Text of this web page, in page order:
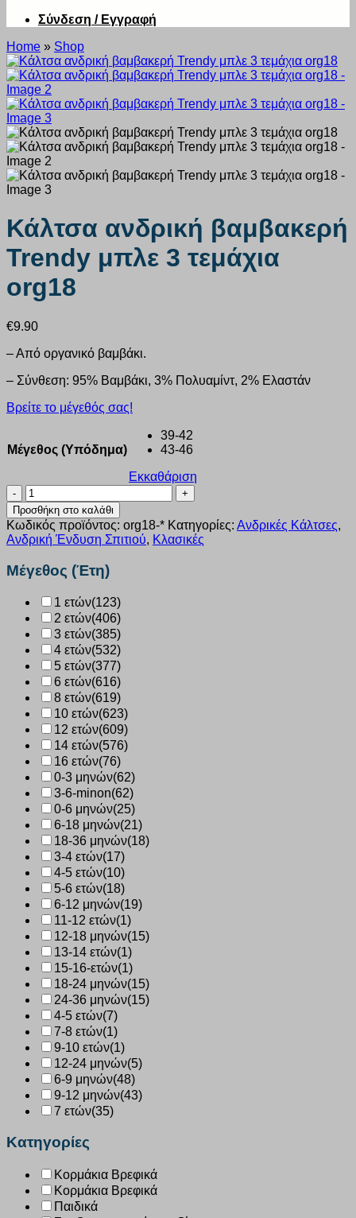
Σύνδεση / Εγγραφή
Home » Shop
Κάλτσα ανδρική βαμβακερή
Trendy μπλε 3 τεμάχια
org18
€9.90
– Από οργανικό βαμβάκι.
– Σύνθεση: 95% Βαμβάκι, 3% Πολυαμίντ, 2% Ελαστάν
Βρείτε το μέγεθός σας!
Μέγεθος (Υπόδημα)
39-42
43-46
Εκκαθάριση
Κάλτσα
ανδρική
βαμβακερή
Trendy
μπλε
τεμάχια
ποσότητα
Προσθήκη στο καλάθι
Κωδικός προϊόντος: org18-* Κατηγορίες: Ανδρικές Κάλτσες,
Ανδρική Ένδυση Σπιτιού, Κλασικές
Μέγεθος (Έτη)
1 ετών(123)
2 ετών(406)
3 ετών(385)
4 ετών(532)
5 ετών(377)
6 ετών(616)
8 ετών(619)
10 ετών(623)
12 ετών(609)
14 ετών(576)
16 ετών(76)
0-3 μηνών(62)
3-6-minon(62)
0-6 μηνών(25)
6-18 μηνών(21)
18-36 μηνών(18)
3-4 ετών(17)
4-5 ετών(10)
5-6 ετών(18)
6-12 μηνών(19)
11-12 ετών(1)
12-18 μηνών(15)
13-14 ετών(1)
15-16-ετών(1)
18-24 μηνών(15)
24-36 μηνών(15)
4-5 ετών(7)
7-8 ετών(1)
9-10 ετών(1)
12-24 μηνών(5)
6-9 μηνών(48)
9-12 μηνών(43)
7 ετών(35)
Κατηγορίες
Κορμάκια Βρεφικά
Κορμάκια Βρεφικά
Παιδικά